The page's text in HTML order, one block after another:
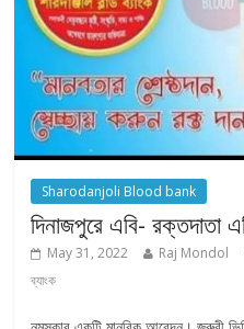
Sharodanjoli Blood bank
দিনাজপুরে এবি- রক্তদাতা
May 31, 2022 Raj Mondol
ব্যাংক